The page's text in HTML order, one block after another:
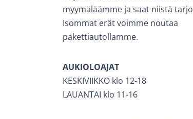
myymäläämme ja saat niistä
Isommat erät voimme noutaa
pakettiautollamme.
AUKIOLOAJAT
KESKIVIIKKO klo 12-18
LAUANTAI klo 11-16